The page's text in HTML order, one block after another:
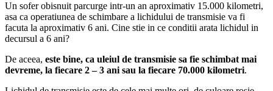
Un sofer obisnuit parcurge intr-un an aproximativ 15.000 kilometri,
asa ca operatiunea de schimbare a lichidului de transmisie va fi
facuta la aproximativ 6 ani. Cine stie in ce conditii arata lichidul in
decursul a 6 ani?
De aceea, este bine, ca uleiul de transmisie sa fie schimbat mai
devreme, la fiecare 2 – 3 ani sau la fiecare 70.000 kilometri.